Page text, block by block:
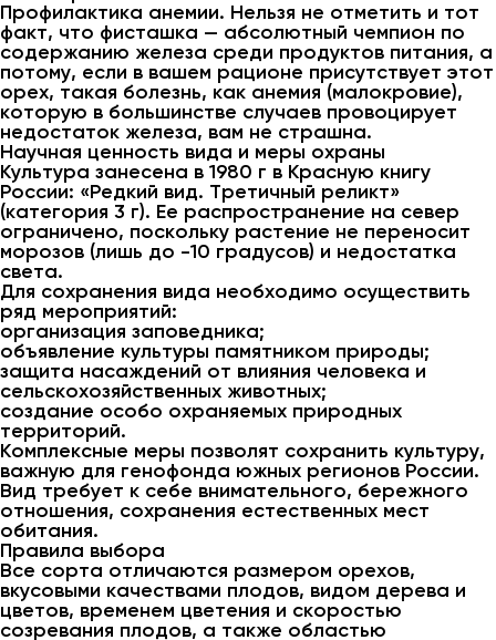
Профилактика анемии. Нельзя не отметить и тот
факт, что фисташка — абсолютный чемпион по
содержанию железа среди продуктов питания, а
потому, если в вашем рационе присутствует этот
орех, такая болезнь, как анемия (малокровие),
которую в большинстве случаев провоцирует
недостаток железа, вам не страшна.
Научная ценность вида и меры охраны
Культура занесена в 1980 г в Красную книгу
России: «Редкий вид. Третичный реликт»
(категория 3 г). Ее распространение на север
ограничено, поскольку растение не переносит
морозов (лишь до -10 градусов) и недостатка
света.
Для сохранения вида необходимо осуществить
ряд мероприятий:
организация заповедника;
объявление культуры памятником природы;
защита насаждений от влияния человека и
сельскохозяйственных животных;
создание особо охраняемых природных
территорий.
Комплексные меры позволят сохранить культуру,
важную для генофонда южных регионов России.
Вид требует к себе внимательного, бережного
отношения, сохранения естественных мест
обитания.
Правила выбора
Все сорта отличаются размером орехов,
вкусовыми качествами плодов, видом дерева и
цветов, временем цветения и скоростью
созревания плодов, а также областью